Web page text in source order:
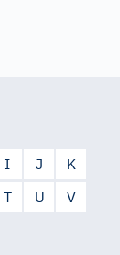
I J
K
T U
V